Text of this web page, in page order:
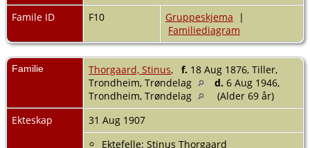
Famile ID
F10 Gruppeskjema |
Familiediagram
Familie Thorgaard, Stinus, f. 18 Aug 1876, Tiller,
Trondheim, Trøndelag
d. 6 Aug 1946,
Trondheim, Trøndelag
(Alder 69 år)
Ekteskap
31 Aug 1907
Ektefelle: Stinus Thorgaard